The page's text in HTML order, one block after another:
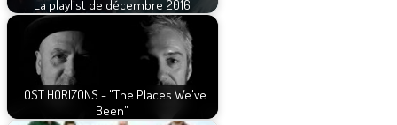
La playlist de décembre 2016
LOST HORIZONS - "The Places We've
Been"